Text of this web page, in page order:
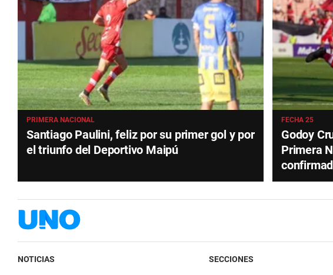
PRIMERA NACIONAL
Santiago Paulini, feliz por su primer gol y por
el triunfo del Deportivo Maipú
FECHA 25
Godoy
Primera
NOTICIAS SECCIONES